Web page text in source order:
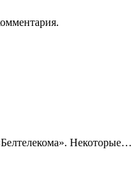
Некоторые…